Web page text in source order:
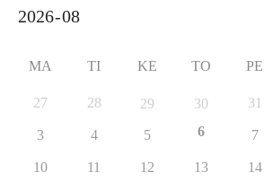
MA TI KE TO PE
27 28 29 30 31
3 4 5 6 7
10 11 12 13 14